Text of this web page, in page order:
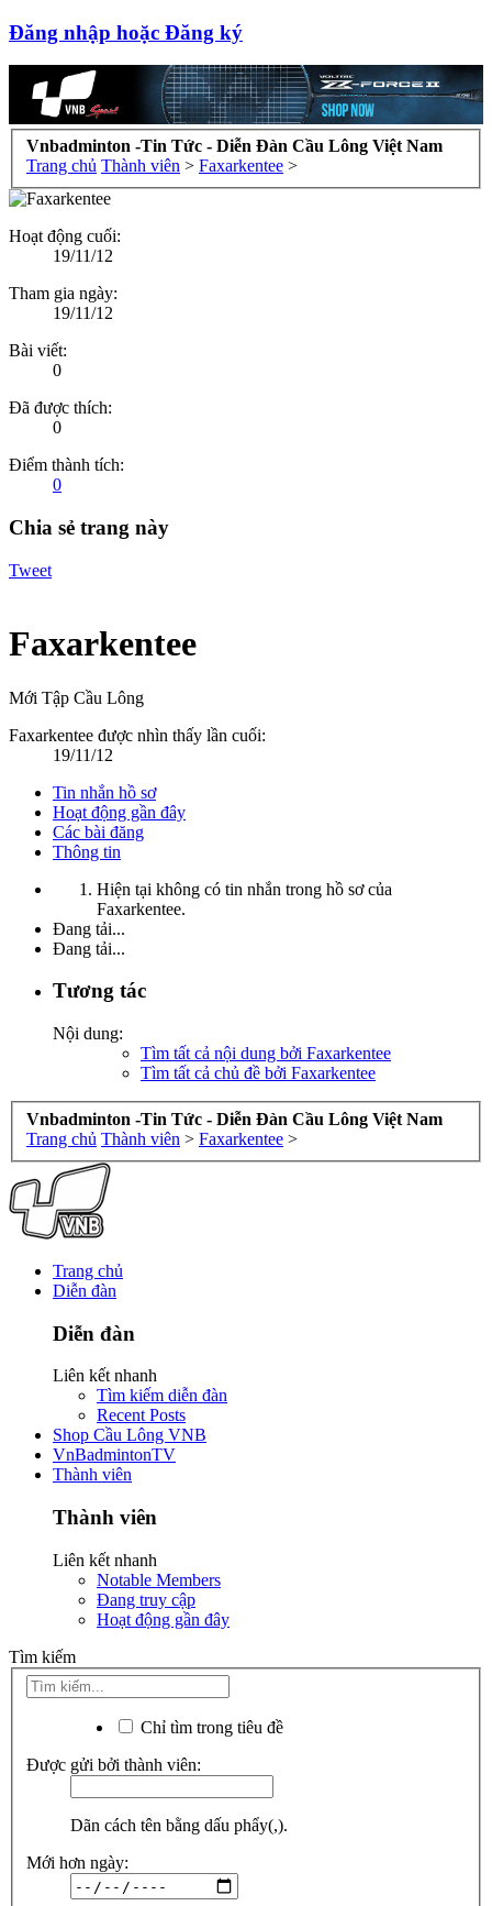
Đăng nhập hoặc Đăng ký
Vnbadminton -Tin Tức - Diễn Đàn Cầu Lông Việt Nam
Trang chủ Thành viên > Faxarkentee >
Hoạt động cuối:
19/11/12
Tham gia ngày:
19/11/12
Bài viết:
0
Đã được thích:
0
Điểm thành tích:
0
Chia sẻ trang này
Tweet
Faxarkentee
Mới Tập Cầu Lông
Faxarkentee được nhìn thấy lần cuối:
19/11/12
Tin nhắn hồ sơ
Hoạt động gần đây
Các bài đăng
Thông tin
Hiện tại không có tin nhắn trong hồ sơ của
Faxarkentee.
Đang tải...
Đang tải...
Tương tác
Nội dung:
Tìm tất cả nội dung bởi Faxarkentee
Tìm tất cả chủ đề bởi Faxarkentee
Vnbadminton -Tin Tức - Diễn Đàn Cầu Lông Việt Nam
Trang chủ Thành viên > Faxarkentee >
Trang chủ
Diễn đàn
Diễn đàn
Liên kết nhanh
Tìm kiếm diễn đàn
Recent Posts
Shop Cầu Lông VNB
VnBadmintonTV
Thành viên
Thành viên
Liên kết nhanh
Notable Members
Đang truy cập
Hoạt động gần đây
Tìm kiếm
Chỉ tìm trong tiêu đề
Được gửi bởi thành viên:
Dãn cách tên bằng dấu phẩy(,).
Mới hơn ngày: